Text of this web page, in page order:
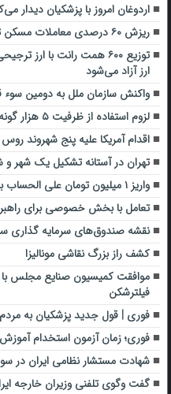
اردوغان امروز با پزشکیان دیدار
ریزش ۶۰ درصدی معاملات مسکن تهران در میانه پاییز
توزیع ۶۰۰ همت رانت با ارز
ارز آزاد می‌شود
واکنش سازمان ملل به دومین
لزوم استفاده از ظرفیت ۵ هزار گونه پرنده مهاجر در تالاب کجی
اقدام آمریکا علیه پنج شهروند روس
تهران در آستانه تشکیل یک شهر
واریز ۱ میلیون تومان علی الحساب بازنشستگان کارگری قطعی شد
تعامل با بخش خصوصی برای
نقشه صندوق‌های سرمایه گذاری
کشف راز بزرگ نقاشی مونالیزا
موافقت کمیسیون صنایع مجلس
فیلترشکن
فوری | قول جدید پزشکیان به
فوری؛ زمان آزمون استخدام
شهادت مستشار نظامی ایران در
گفت وگوی تلفنی وزیران خارجه